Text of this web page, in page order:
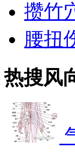
攒竹
腰扭
热搜风